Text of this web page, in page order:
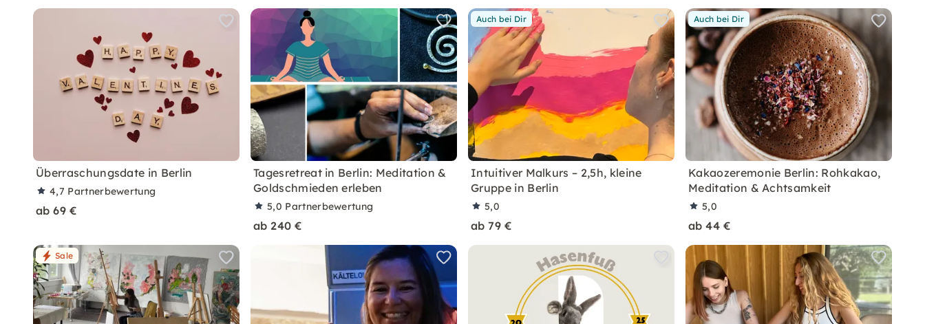
Überraschungsdate in Berlin
4,7 Partnerbewertung
ab 69 €
Tagesretreat in Berlin: Meditation &
Goldschmieden erleben
5,0 Partnerbewertung
ab 240 €
Auch bei Dir
Intuitiver Malkurs – 2,5h, kleine
Gruppe in Berlin
5,0
ab 79 €
Auch bei Dir
Kakaozeremonie Berlin: Rohkakao,
Meditation & Achtsamkeit
5,0
ab 44 €
Sale